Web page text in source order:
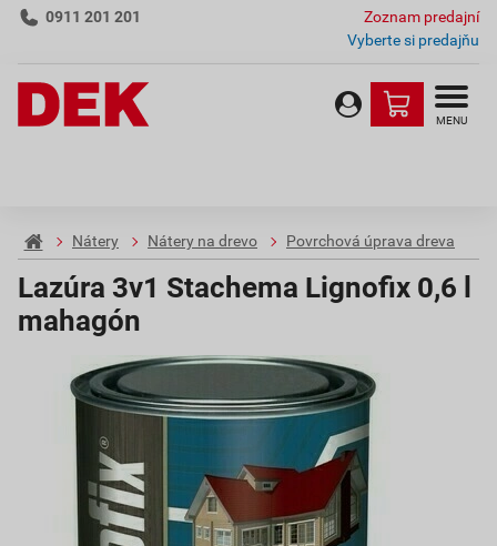
0911 201 201
Zoznam predajní
Vyberte si predajňu
MENU
Nátery Nátery na drevo Povrchová úprava dreva
Lazúra 3v1 Stachema Lignofix 0,6 l
mahagón